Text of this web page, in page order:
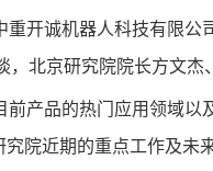
重开诚机器人科技有限
，北京研究院院长方文
前产品的热门应用领域
院近期的重点工作及未